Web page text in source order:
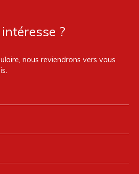
?
nous reviendrons vers vous